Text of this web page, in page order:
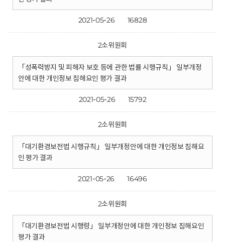
2021-05-26 16828
2소위원회
「성폭력방지 및 피해자 보호 등에 관한 법률 시행규칙」 일부개정
안에 대한 개인정보 침해요인 평가 결과
2021-05-26 15792
2소위원회
「대기환경보전법 시행규칙」 일부개정안에 대한 개인정보 침해요
인 평가 결과
2021-05-26 16496
2소위원회
「대기환경보전법 시행령」 일부개정안에 대한 개인정보 침해요인
평가 결과